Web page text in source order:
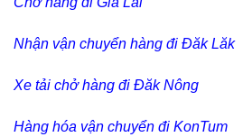
Nhận vận chuyển hàng đi Đăk Lăk
Xe tải chở hàng đi Đăk Nông
Hàng hóa vận chuyển đi KonTum